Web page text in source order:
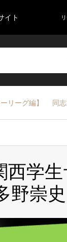
イト
ーリーグ編】
西学
野崇